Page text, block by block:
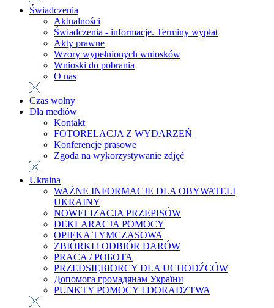
Świadczenia
Aktualności
Świadczenia - informacje. Terminy wypłat
Akty prawne
Wzory wypełnionych wniosków
Wnioski do pobrania
O nas
Czas wolny
Dla mediów
Kontakt
FOTORELACJA Z WYDARZEŃ
Konferencje prasowe
Zgoda na wykorzystywanie zdjęć
Ukraina
WAŻNE INFORMACJE DLA OBYWATELI
UKRAINY
NOWELIZACJA PRZEPISÓW
DEKLARACJA POMOCY
OPIEKA TYMCZASOWA
ZBIÓRKI i ODBIÓR DARÓW
PRACA / РОБОТА
PRZEDSIĘBIORCY DLA UCHODŹCÓW
Допомога громадянам України
PUNKTY POMOCY I DORADZTWA